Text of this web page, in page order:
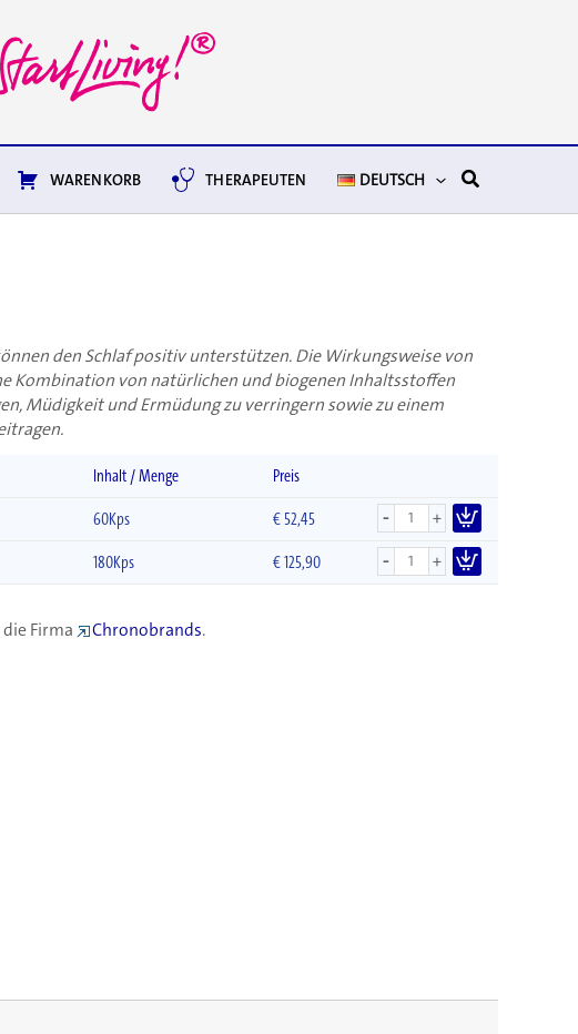
WARENKORB THERAPEUTEN DEUTSCH Suchen
den Schlaf positiv unterstützen. Die Wirkungsweise von
Kombination von natürlichen und biogenen Inhaltsstoffen
Müdigkeit und Ermüdung zu verringern sowie zu einem
Inhalt / Menge
Preis
60Kps €52,45 - +
180Kps €125,90 - +
Firma Chronobrands.